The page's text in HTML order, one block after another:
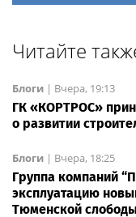
Читайте
Блоги | Вчера, 19:13
ГК «КОРТРОС»
о развитии
Блоги | Вчера, 18:25
Группа компаний
эксплуатацию
Тюменской